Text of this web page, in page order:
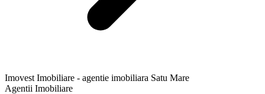
Imovest Imobiliare - agentie imobiliara Satu Mare
Agentii Imobiliare